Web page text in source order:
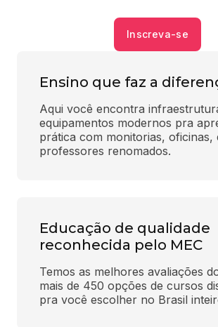
Inscreva-se
Ensino que faz a
Aqui você encontra
equipamentos modernos pra
prática com monitorias, oficinas,
professores renomados.
Educação de qualidade
reconhecida pelo MEC
Temos as melhores avaliações
mais de 450 opções de cursos
pra você escolher no Brasil